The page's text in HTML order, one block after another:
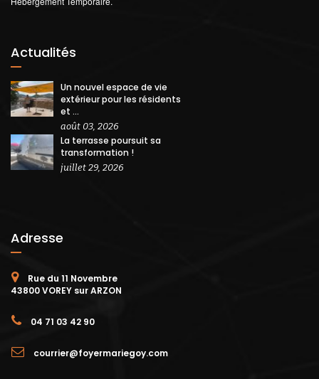
Actualités
Un nouvel espace de vie
extérieur pour les résidents
et ...
août 03, 2026
La terrasse poursuit sa
transformation !
juillet 29, 2026
Adresse
Rue du 11 Novembre
43800 VOREY sur ARZON
04 71 03 42 90
courrier@foyermariegoy.com